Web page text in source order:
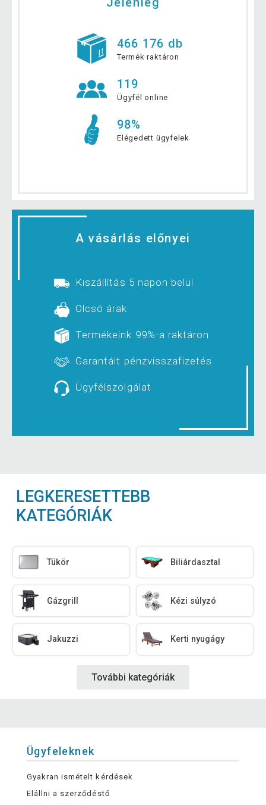
466 176 db
Termék raktáron
119
Ügyfél online
98%
Elégedett ügyfelek
A vásárlás előnyei
Kiszállítás 5 napon belül
Olcsó árak
Termékeink 99%-a raktáron
Garantált pénzvisszafizetés
Ügyfélszolgálat
LEGKERESETTEBB
KATEGÓRIÁK
Tükör Biliárdasztal
Gázgrill Kézi súlyzó
Jakuzzi Kerti nyugágy
További kategóriák
Ügyfeleknek
Gyakran ismételt kérdések
Elállni a szerződéstő